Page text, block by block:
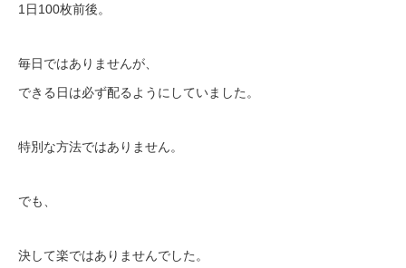
1日100枚前後。
毎日ではありませんが、
できる日は必ず配るようにしていました。
特別な方法ではありません。
でも、
決して楽ではありませんでした。